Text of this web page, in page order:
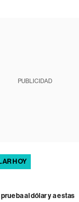
PUBLICIDAD
HOY
al dólar y a estas